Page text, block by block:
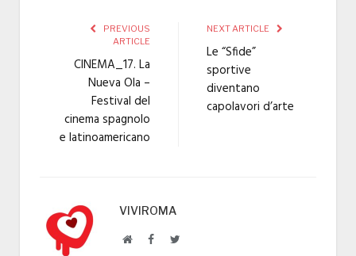
PREVIOUS
ARTICLE
CINEMA_17. La
Nueva Ola –
Festival del
cinema spagnolo
e latinoamericano
NEXT ARTICLE
Le “Sfide”
sportive
diventano
capolavori d’arte
VIVIROMA
WebsiteFacebookTwitter